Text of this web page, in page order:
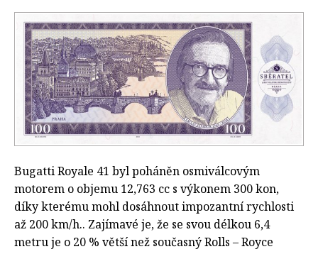
Bugatti Royale 41 byl poháněn osmiválcovým
motorem o objemu 12,763 cc s výkonem 300 kon,
díky kterému mohl dosáhnout impozantní rychlosti
až 200 km/h.. Zajímavé je, že se svou délkou 6,4
metru je o 20 % větší než současný Rolls – Royce